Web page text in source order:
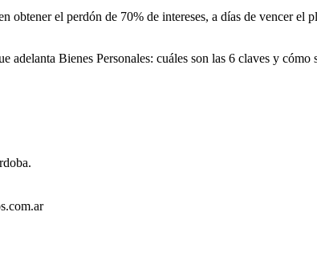
obtener el perdón de 70% de intereses, a días de vencer
adelanta Bienes Personales: cuáles son las 6 claves y